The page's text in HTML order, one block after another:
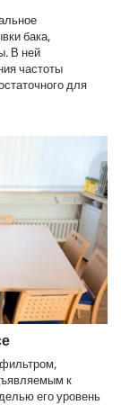
бака,
В ней
частоты
для
к
его уровень